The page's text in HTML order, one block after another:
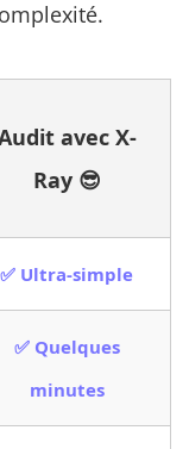
avec X-
Ray 😎
✅ Ultra-simple
✅ Quelques
minutes